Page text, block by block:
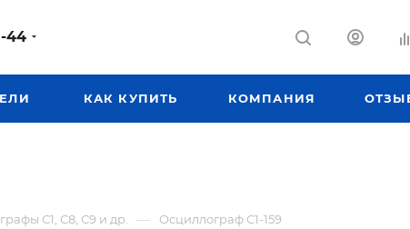
44
КАК КУПИТЬ КОМПАНИЯ
С1, С8, С9 и др. — Осциллограф С1-159